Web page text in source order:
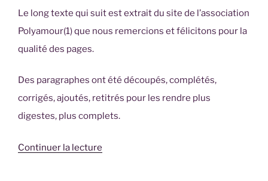
Le long texte qui suit est extrait du site de l’association
Polyamour(1) que nous remercions et félicitons pour la
qualité des pages.
Des paragraphes ont été découpés, complétés,
corrigés, ajoutés, retitrés pour les rendre plus
digestes, plus complets.
Continuer la lecture